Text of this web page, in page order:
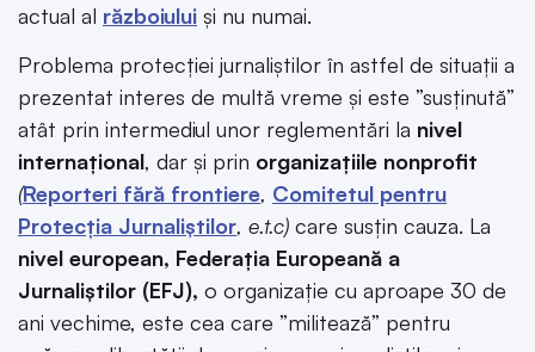
actual al războiului și nu numai.
Problema protecției jurnaliștilor în astfel de situații a
prezentat interes de multă vreme și este ”susținută”
atât prin intermediul unor reglementări la nivel
internațional, dar și prin organizațiile nonprofit
(Reporteri fără frontiere, Comitetul pentru
Protecția Jurnaliștilor, e.t.c) care susțin cauza. La
nivel european, Federația Europeană a
Jurnaliștilor (EFJ), o organizație cu aproape 30 de
ani vechime, este cea care ”militează” pentru